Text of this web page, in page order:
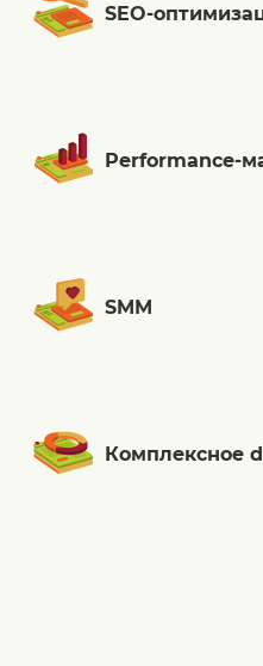
SEO-
Performance-
SMM
Комплексное